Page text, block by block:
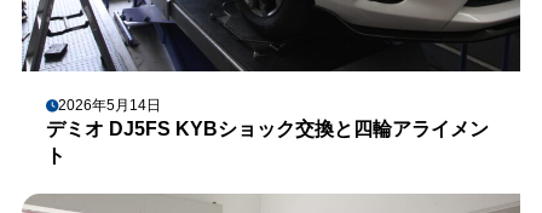
2026年5月14日
デミオ DJ5FS KYBショック交換と四輪アライメン
ト